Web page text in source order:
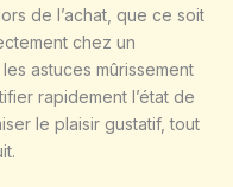
de l’achat, que ce soit
chez un
astuces mûrissement
rapidement l’état de
le plaisir gustatif, tout